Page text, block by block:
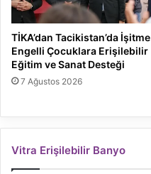
TİKA’dan Tacikistan’da İşitme
Engelli Çocuklara Erişilebilir
Eğitim ve Sanat Desteği
7 Ağustos 2026
Vitra Erişilebilir Banyo